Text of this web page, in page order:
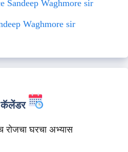
Sandeep Waghmore sir
Waghmore sir
कॅलेंडर
रोजचा घरचा अभ्यास